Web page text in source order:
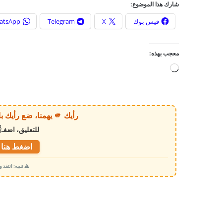
شارك هذا الموضوع:
فيس بوك X
Telegram
معجب بهذه:
ي
ح
رأيك 🫵 يهمنا، ضع رأيك بالخبر أو الموقع بكل وضوح وصراحة!
للتعليق،
اضغط هنا
⚠️ تنبيه: